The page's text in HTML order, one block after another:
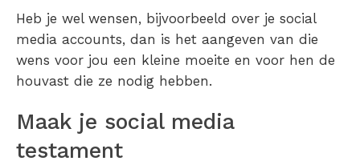
Heb je wel wensen, bijvoorbeeld over je social
media accounts, dan is het aangeven van die
wens voor jou een kleine moeite en voor hen de
houvast die ze nodig hebben.
Maak je social media
testament